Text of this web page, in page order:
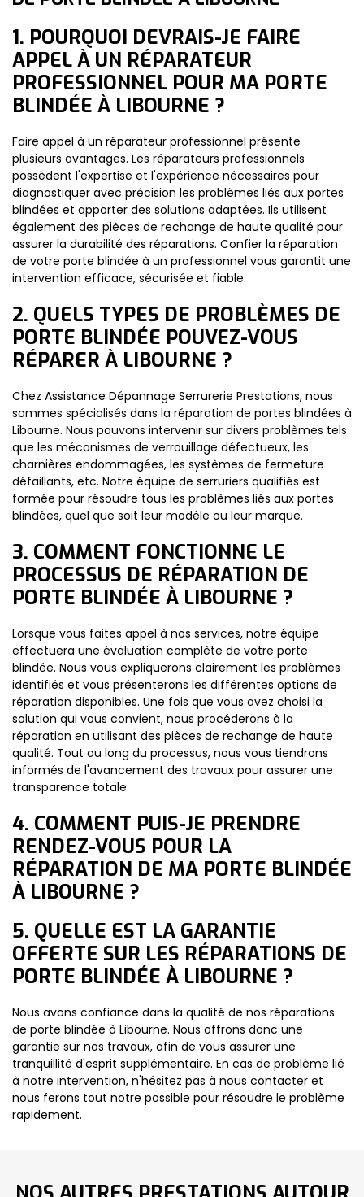
1. POURQUOI DEVRAIS-JE FAIRE
APPEL À UN RÉPARATEUR
PROFESSIONNEL POUR MA PORTE
BLINDÉE À LIBOURNE ?
Faire appel à un réparateur professionnel présente
plusieurs avantages. Les réparateurs professionnels
possèdent l'expertise et l'expérience nécessaires pour
diagnostiquer avec précision les problèmes liés aux portes
blindées et apporter des solutions adaptées. Ils utilisent
également des pièces de rechange de haute qualité pour
assurer la durabilité des réparations. Confier la réparation
de votre porte blindée à un professionnel vous garantit une
intervention efficace, sécurisée et fiable.
2. QUELS TYPES DE PROBLÈMES DE
PORTE BLINDÉE POUVEZ-VOUS
RÉPARER À LIBOURNE ?
Chez Assistance Dépannage Serrurerie Prestations, nous
sommes spécialisés dans la réparation de portes blindées à
Libourne. Nous pouvons intervenir sur divers problèmes tels
que les mécanismes de verrouillage défectueux, les
charnières endommagées, les systèmes de fermeture
défaillants, etc. Notre équipe de serruriers qualifiés est
formée pour résoudre tous les problèmes liés aux portes
blindées, quel que soit leur modèle ou leur marque.
3. COMMENT FONCTIONNE LE
PROCESSUS DE RÉPARATION DE
PORTE BLINDÉE À LIBOURNE ?
Lorsque vous faites appel à nos services, notre équipe
effectuera une évaluation complète de votre porte
blindée. Nous vous expliquerons clairement les problèmes
identifiés et vous présenterons les différentes options de
réparation disponibles. Une fois que vous avez choisi la
solution qui vous convient, nous procéderons à la
réparation en utilisant des pièces de rechange de haute
qualité. Tout au long du processus, nous vous tiendrons
informés de l'avancement des travaux pour assurer une
transparence totale.
4. COMMENT PUIS-JE PRENDRE
RENDEZ-VOUS POUR LA
RÉPARATION DE MA PORTE BLINDÉE
À LIBOURNE ?
5. QUELLE EST LA GARANTIE
OFFERTE SUR LES RÉPARATIONS DE
PORTE BLINDÉE À LIBOURNE ?
Nous avons confiance dans la qualité de nos réparations
de porte blindée à Libourne. Nous offrons donc une
garantie sur nos travaux, afin de vous assurer une
tranquillité d'esprit supplémentaire. En cas de problème lié
à notre intervention, n'hésitez pas à nous contacter et
nous ferons tout notre possible pour résoudre le problème
rapidement.